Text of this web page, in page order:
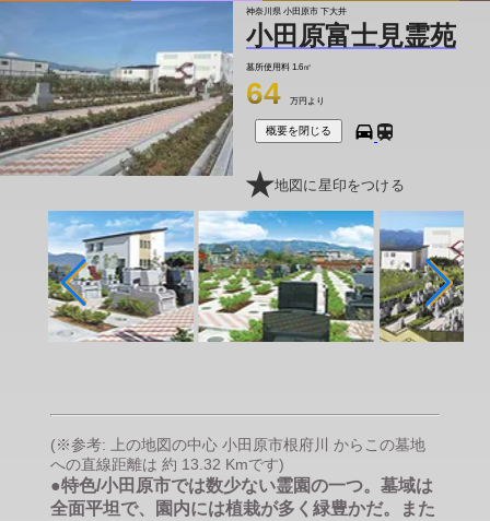
神奈川県 小田原市 下大井
小田原富士見霊苑
墓所使用料 1.6㎡
64 万円より
概要を閉じる
地図に星印をつける
(※参考: 上の地図の中心 小田原市根府川 からこの墓地
への直線距離は 約 13.32 Kmです)
●特色/小田原市では数少ない霊園の一つ。墓域は
全面平坦で、園内には植栽が多く緑豊かだ。また